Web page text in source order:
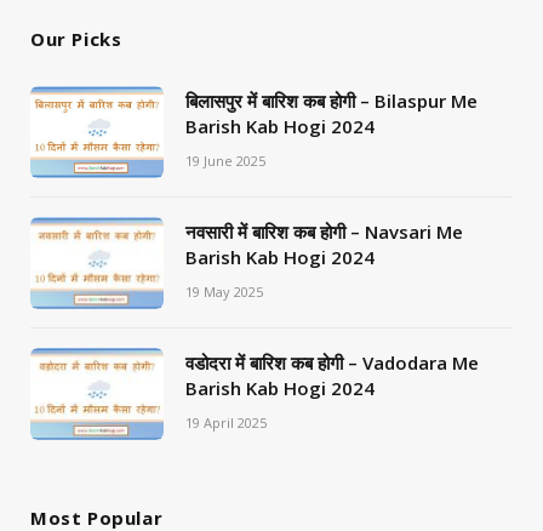
Our Picks
बिलासपुर में बारिश कब होगी – Bilaspur Me
Barish Kab Hogi 2024
19 June 2025
नवसारी में बारिश कब होगी – Navsari Me
Barish Kab Hogi 2024
19 May 2025
वडोदरा में बारिश कब होगी – Vadodara Me
Barish Kab Hogi 2024
19 April 2025
Most Popular